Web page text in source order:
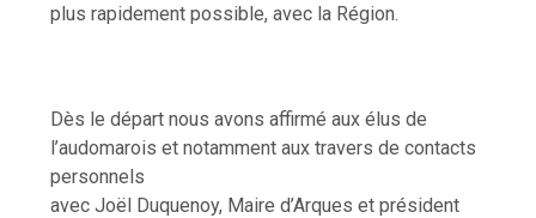
plus rapidement possible, avec la Région.
Dès le départ nous avons affirmé aux élus de
l’audomarois et notamment aux travers de contacts
personnels
avec Joël Duquenoy, Maire d’Arques et président